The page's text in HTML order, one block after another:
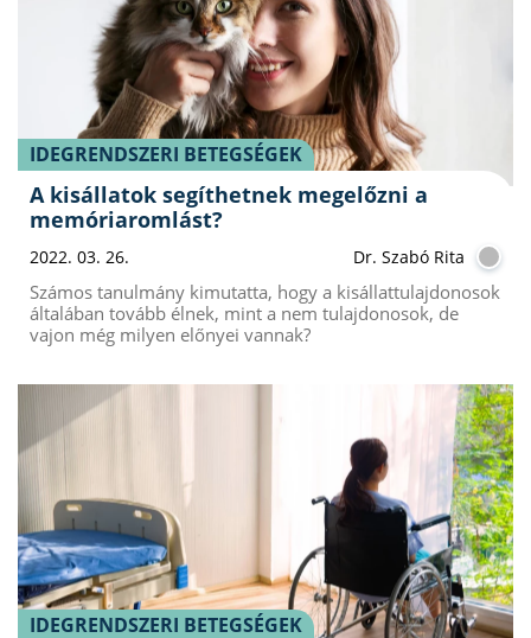
IDEGRENDSZERI BETEGSÉGEK
A kisállatok segíthetnek megelőzni a
memóriaromlást?
2022. 03. 26. Dr. Szabó Rita
Számos tanulmány kimutatta, hogy a kisállattulajdonosok
általában tovább élnek, mint a nem tulajdonosok, de
vajon még milyen előnyei vannak?
IDEGRENDSZERI BETEGSÉGEK